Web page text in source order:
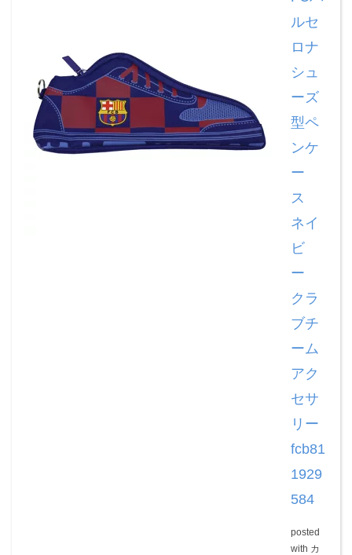
ルセ
ロナ
シュ
ーズ
型ペ
ンケ
ー
ス
ネイ
ビ
ー
クラ
ブチ
ーム
アク
セサ
リー
fcb81
1929
584
posted
with カ